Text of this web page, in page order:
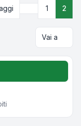
e ordinamento
Precedente
1 2
Vai a